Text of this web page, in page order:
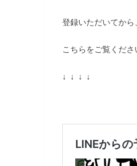
登録いただいてから
こちらをご覧くださ
↓ ↓ ↓ ↓